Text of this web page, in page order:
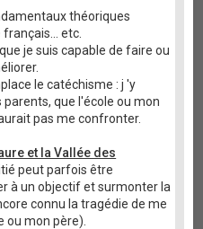
théoriques
etc.
je suis capable de faire ou
le catéchisme : j 'y
que l'école ou mon
pas me confronter.
et la Vallée des
peut parfois être
à un objectif et surmonter la
connu la tragédie de me
ou mon père).